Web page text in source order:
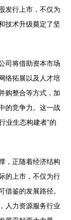
发行上市，不仅为
技术升级奠定了坚
司将借助资本市场
络拓展以及人才培
购整合等方式，加
的竞争力。这一战
业生态构建者”的
，正随着经济结构
的上市，不仅为行
借鉴的发展路径。
人力资源服务行业